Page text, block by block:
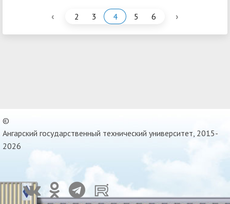
‹ 2 3 4 5 6 ›
©
Ангарский государственный технический университет, 2015-
2026